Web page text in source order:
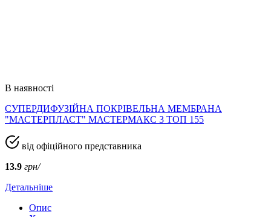
В наявності
СУПЕРДИФУЗІЙНА ПОКРІВЕЛЬНА МЕМБРАНА
"МАСТЕРПЛАСТ" МАСТЕРМАКС 3 ТОП 155
від офіційного представника
13.9 грн/
Детальніше
Опис